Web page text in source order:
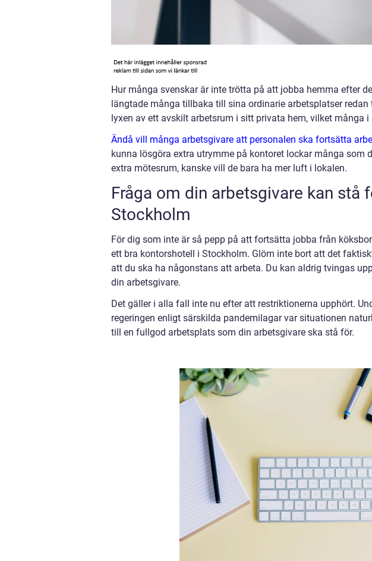
Hur många svenskar är inte trötta på att jobba hemma efter
längtade många tillbaka till sina ordinarie arbetsplatser
lyxen av ett avskilt arbetsrum i sitt privata hem, vilket många
Ändå vill många arbetsgivare att personalen ska fortsätta
kunna lösgöra extra utrymme på kontoret lockar många som
extra mötesrum, kanske vill de bara ha mer luft i lokalen.
Fråga om din arbetsgivare kan stå
Stockholm
För dig som inte är så pepp på att fortsätta jobba från
ett bra kontorshotell i Stockholm. Glöm inte bort att det
att du ska ha någonstans att arbeta. Du kan aldrig tvingas
din arbetsgivare.
Det gäller i alla fall inte nu efter att restriktionerna upphört.
regeringen enligt särskilda pandemilagar var situationen
till en fullgod arbetsplats som din arbetsgivare ska stå för.